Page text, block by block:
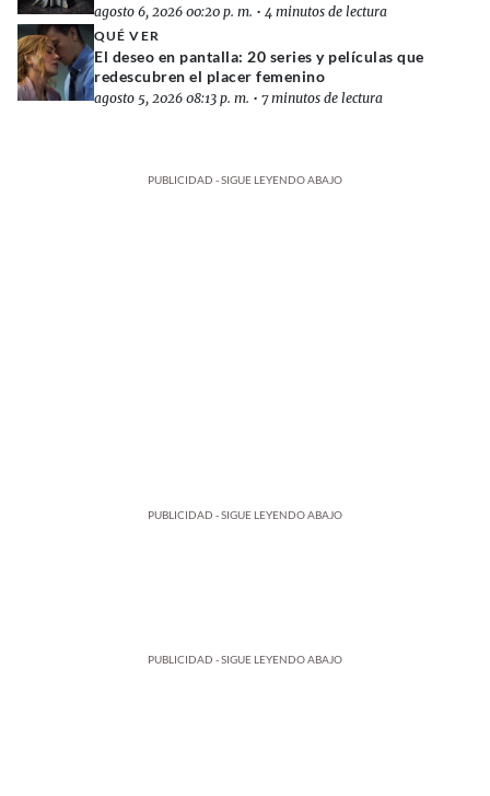
agosto 6, 2026 00:20 p. m. • 4 minutos de lectura
QUÉ VER
El deseo en pantalla: 20 series y películas que
redescubren el placer femenino
agosto 5, 2026 08:13 p. m. • 7 minutos de lectura
PUBLICIDAD - SIGUE LEYENDO ABAJO
PUBLICIDAD - SIGUE LEYENDO ABAJO
PUBLICIDAD - SIGUE LEYENDO ABAJO